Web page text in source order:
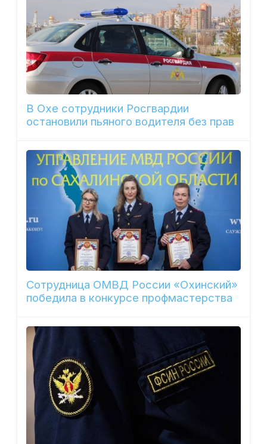
В Охе сотрудники Росгвардии
остановили пьяного водителя без прав
Сотрудница ОМВД России «Охинский»
победила в конкурсе профмастерства